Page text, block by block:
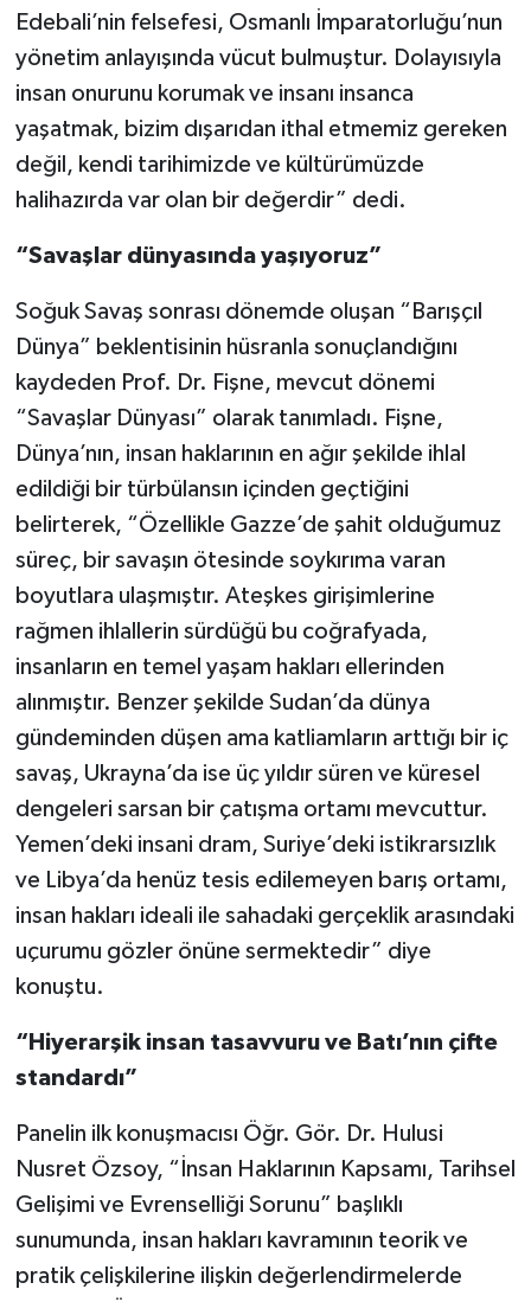
Edebali’nin felsefesi, Osmanlı İmparatorluğu’nun
yönetim anlayışında vücut bulmuştur. Dolayısıyla
insan onurunu korumak ve insanı insanca
yaşatmak, bizim dışarıdan ithal etmemiz gereken
değil, kendi tarihimizde ve kültürümüzde
halihazırda var olan bir değerdir” dedi.
“Savaşlar dünyasında yaşıyoruz”
Soğuk Savaş sonrası dönemde oluşan “Barışçıl
Dünya” beklentisinin hüsranla sonuçlandığını
kaydeden Prof. Dr. Fişne, mevcut dönemi
“Savaşlar Dünyası” olarak tanımladı. Fişne,
Dünya’nın, insan haklarının en ağır şekilde ihlal
edildiği bir türbülansın içinden geçtiğini
belirterek, “Özellikle Gazze’de şahit olduğumuz
süreç, bir savaşın ötesinde soykırıma varan
boyutlara ulaşmıştır. Ateşkes girişimlerine
rağmen ihlallerin sürdüğü bu coğrafyada,
insanların en temel yaşam hakları ellerinden
alınmıştır. Benzer şekilde Sudan’da dünya
gündeminden düşen ama katliamların arttığı bir iç
savaş, Ukrayna’da ise üç yıldır süren ve küresel
dengeleri sarsan bir çatışma ortamı mevcuttur.
Yemen’deki insani dram, Suriye’deki istikrarsızlık
ve Libya’da henüz tesis edilemeyen barış ortamı,
insan hakları ideali ile sahadaki gerçeklik arasındaki
uçurumu gözler önüne sermektedir” diye
konuştu.
“Hiyerarşik insan tasavvuru ve Batı’nın çifte
standardı”
Panelin ilk konuşmacısı Öğr. Gör. Dr. Hulusi
Nusret Özsoy, “İnsan Haklarının Kapsamı, Tarihsel
Gelişimi ve Evrenselliği Sorunu” başlıklı
sunumunda, insan hakları kavramının teorik ve
pratik çelişkilerine ilişkin değerlendirmelerde